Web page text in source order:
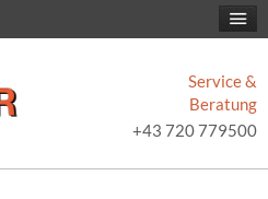
Service &
Beratung
+43 720 779500